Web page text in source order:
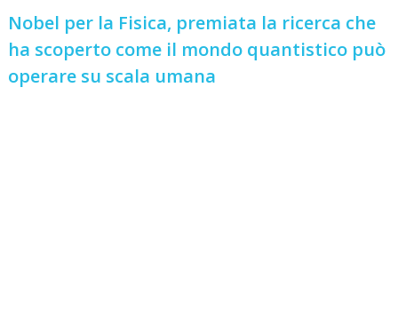
Nobel per la Fisica, premiata la ricerca che
ha scoperto come il mondo quantistico può
operare su scala umana